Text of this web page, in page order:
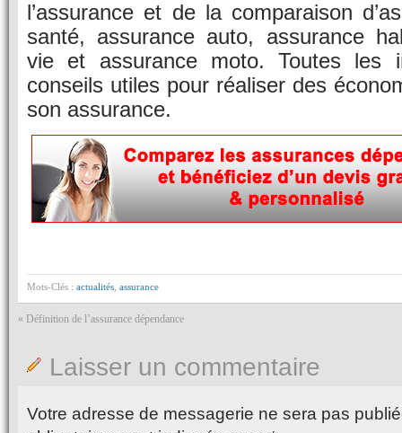
l’assurance et de la comparaison
santé, assurance auto, assurance
vie et assurance moto. Toutes les
conseils utiles pour réaliser des
son assurance.
Mots-Clés : actualités assurance
« Définition de l’assurance dépendance
Laisser un commentaire
Votre adresse de messagerie ne sera pas